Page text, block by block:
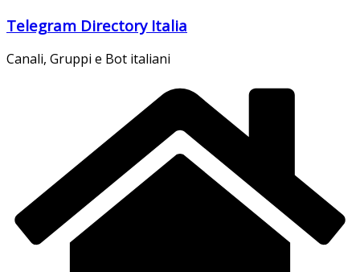
Salta
contenuto
Telegram Directory Italia
Canali, Gruppi e Bot italiani